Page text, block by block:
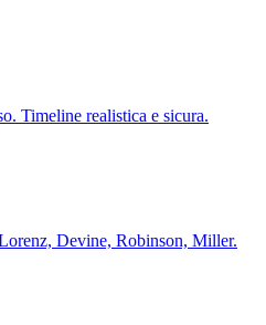
Timeline realistica e sicura.
Devine, Robinson, Miller.